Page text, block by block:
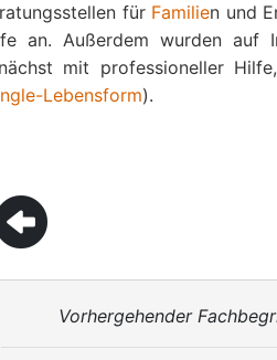
für Familien und
an. Außerdem wurden auf
mit professioneller
Lebensform).
Vorhergehender